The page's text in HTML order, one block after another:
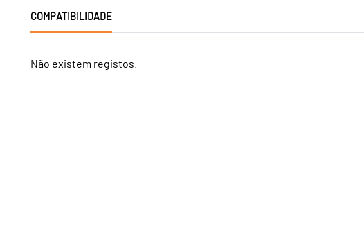
COMPATIBILIDADE
Não existem registos.